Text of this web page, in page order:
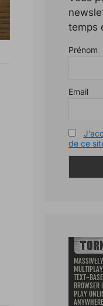
temps
Prénom
Email
de ce